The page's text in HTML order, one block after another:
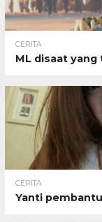
CERITA
ML disaat
CERITA
Yanti